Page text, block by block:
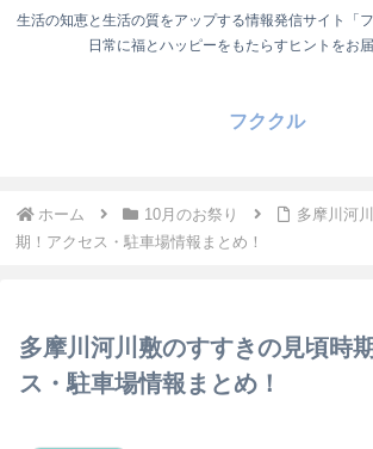
生活の知恵と生活の質をアップする情報発信サイト「
日常に福とハッピーをもたらすヒントをお届
フククル
ホーム 10月のお祭り
多摩川河
期！アクセス・駐車場情報まとめ！
多摩川河川敷のすすきの見頃時
ス・駐車場情報まとめ！